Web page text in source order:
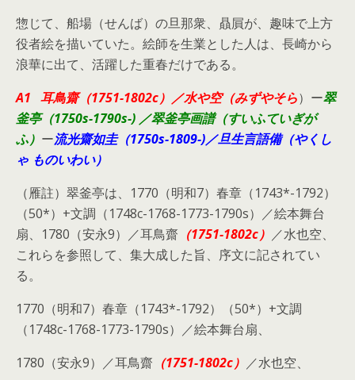
惣じて、船場（せんば）の旦那衆、贔屓が、趣味で上方
役者絵を描いていた。絵師を生業とした人は、長崎から
浪華に出て、活躍した重春だけである。
A1 耳鳥齋（1751-1802c）／水や空（みずやそら）ー翠
釜亭（1750s-1790s-) ／翠釜亭画譜（すいふていぎが
ふ） ー流光齋如圭（1750s-1809-)／旦生言語備（やくし
ゃ ものいわい）
（雁註）翠釜亭は、1770（明和7）春章（1743*-1792）
（50*）+文調（1748c-1768-1773-1790s）／絵本舞台
扇、1780（安永9）／耳鳥齋 （1751-1802c） ／水也空、
これらを参照して、集大成した旨、序文に記されてい
る。
1770（明和7）春章（1743*-1792）（50*）+文調
（1748c-1768-1773-1790s）／絵本舞台扇、
1780（安永9）／耳鳥齋 （1751-1802c） ／水也空、